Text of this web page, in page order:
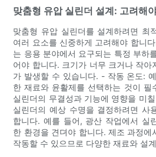
맞춤형 유압 실린더 설계: 고려해
맞춤형 유압 실린더를 설계하려면 최
여러 요소를 신중하게 고려해야 합니
는 응용 분야에서 요구되는 특정 부하
어야 합니다. 크기가 너무 크거나 작아
가 발생할 수 있습니다. - 작동 온도:
한 재료와 윤활제를 선택하는 것이 필
실린더의 무결성과 기능에 영향을 미
실린더의 예상 수명을 결정하려면 사
합니다. 예를 들어, 광산 작업에서 실
한 환경을 견뎌야 합니다. 제조 과정에
작동할 수 있으므로 다양한 재료와 설